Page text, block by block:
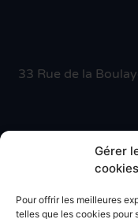
Gérer
cookies
Pour offrir les meilleures
telles que les cookies pour
33 Rue de la